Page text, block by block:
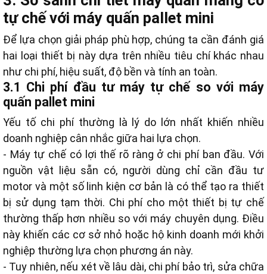
tự chế với máy quấn pallet mini
Để lựa chọn giải pháp phù hợp, chúng ta cần đánh giá
hai loại thiết bị này dựa trên nhiều tiêu chí khác nhau
như chi phí, hiệu suất, độ bền và tính an toàn.
3.1 Chi phí đầu tư máy tự chế so với máy
quấn pallet mini
Yếu tố chi phí thường là lý do lớn nhất khiến nhiều
doanh nghiệp cân nhắc giữa hai lựa chọn.
- Máy tự chế có lợi thế rõ ràng ở chi phí ban đầu. Với
nguồn vật liệu sẵn có, người dùng chỉ cần đầu tư
motor và một số linh kiện cơ bản là có thể tạo ra thiết
bị sử dụng tạm thời. Chi phí cho một thiết bị tự chế
thường thấp hơn nhiều so với máy chuyên dụng. Điều
này khiến các cơ sở nhỏ hoặc hộ kinh doanh mới khởi
nghiệp thường lựa chọn phương án này.
- Tuy nhiên, nếu xét về lâu dài, chi phí bảo trì, sửa chữa